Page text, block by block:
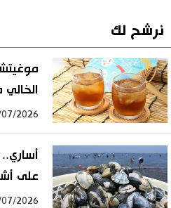
نرشح لك
الخالي
2026
على
2026